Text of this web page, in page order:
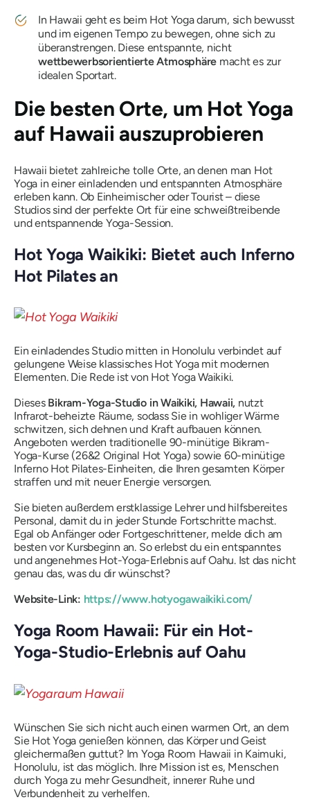
In Hawaii geht es beim Hot Yoga darum, sich bewusst
und im eigenen Tempo zu bewegen, ohne sich zu
überanstrengen. Diese entspannte, nicht
wettbewerbsorientierte Atmosphäre macht es zur
idealen Sportart.
Die besten Orte, um Hot Yoga
auf Hawaii auszuprobieren
Hawaii bietet zahlreiche tolle Orte, an denen man Hot
Yoga in einer einladenden und entspannten Atmosphäre
erleben kann. Ob Einheimischer oder Tourist – diese
Studios sind der perfekte Ort für eine schweißtreibende
und entspannende Yoga-Session.
Hot Yoga Waikiki: Bietet auch Inferno
Hot Pilates an
Ein einladendes Studio mitten in Honolulu verbindet auf
gelungene Weise klassisches Hot Yoga mit modernen
Elementen. Die Rede ist von Hot Yoga Waikiki.
Dieses Bikram-Yoga-Studio in Waikiki, Hawaii, nutzt
Infrarot-beheizte Räume, sodass Sie in wohliger Wärme
schwitzen, sich dehnen und Kraft aufbauen können.
Angeboten werden traditionelle 90-minütige Bikram-
Yoga-Kurse (26&2 Original Hot Yoga) sowie 60-minütige
Inferno Hot Pilates-Einheiten, die Ihren gesamten Körper
straffen und mit neuer Energie versorgen.
Sie bieten außerdem erstklassige Lehrer und hilfsbereites
Personal, damit du in jeder Stunde Fortschritte machst.
Egal ob Anfänger oder Fortgeschrittener, melde dich am
besten vor Kursbeginn an. So erlebst du ein entspanntes
und angenehmes Hot-Yoga-Erlebnis auf Oahu. Ist das nicht
genau das, was du dir wünschst?
Website-Link: https://www.hotyogawaikiki.com/
Yoga Room Hawaii: Für ein Hot-
Yoga-Studio-Erlebnis auf Oahu
Wünschen Sie sich nicht auch einen warmen Ort, an dem
Sie Hot Yoga genießen können, das Körper und Geist
gleichermaßen guttut? Im Yoga Room Hawaii in Kaimuki,
Honolulu, ist das möglich. Ihre Mission ist es, Menschen
durch Yoga zu mehr Gesundheit, innerer Ruhe und
Verbundenheit zu verhelfen.